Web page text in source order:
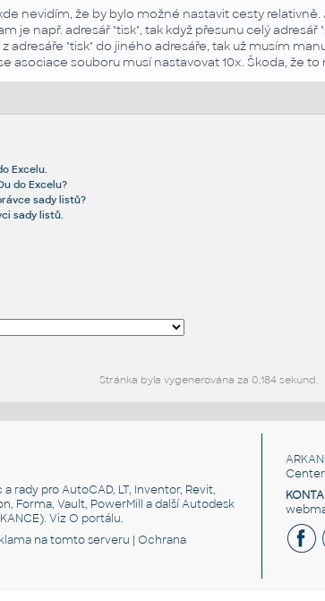
nevidím, že by bylo možné nastavit cesty
je např. adresář "tisk", tak když přesunu celý
adresáře "tisk" do jiného adresáře, tak už musím
asociace souboru musí nastavovat 10x. Škoda, že
Excelu.
do Excelu?
sady listů?
sady listů.
Stránka byla vygenerována za 0,184 sekund.
rady pro AutoCAD, LT, Inventor, Revit,
Forma, Vault, PowerMill a další Autodesk
VizO portálu.
na tomto serveru |Ochrana